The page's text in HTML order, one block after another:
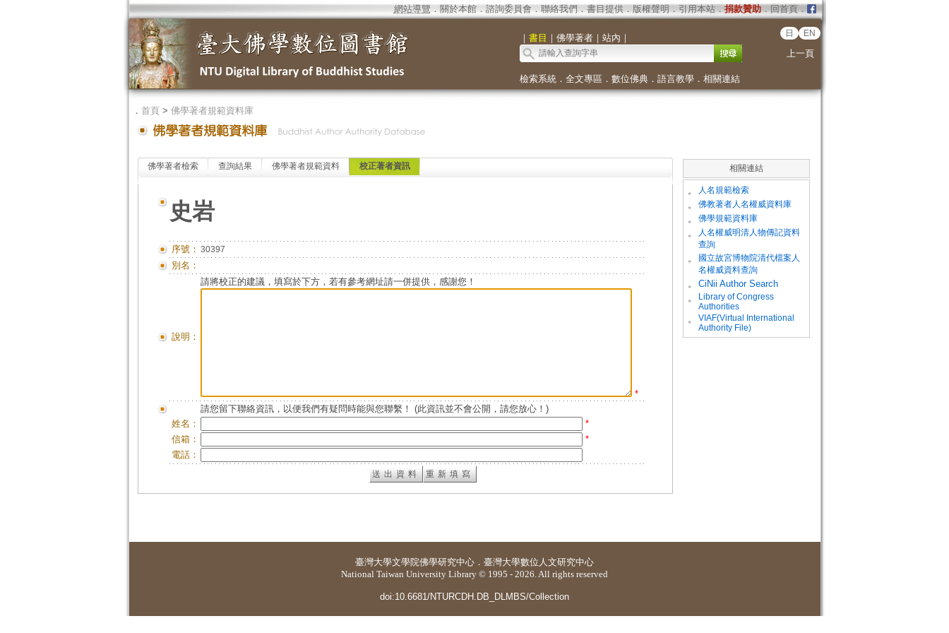
網站導覽 ． 關於本館． 諮詢委員會． 聯絡我們 ． 書目提供． 版權聲明 ． 引用本站． 捐款贊助．回首頁．
｜ 書目 ｜ 佛學著者｜ 站內 ｜ 日 EN
上一頁
檢索系統． 全文專區 ． 數位佛典． 語言教學． 相關連結
． 首頁> 佛學著者規範資料庫
佛學著者檢索 查詢結果 佛學著者規範資料 校正著者資訊
史岩
序號： 30397
別名：
說明：
請將校正的建議，填寫於下方，若有參考網址請一併提供，感謝您！
*
請您留下聯絡資訊，以便我們有疑問時能與您聯繫！ (此資訊並不會公開，請您放心！)
姓名：
*
信箱：
*
電話：
相關連結
。 人名規範檢索
。 佛教著者人名權威資料庫
。 佛學規範資料庫
。
人名權威明清人物傳記資料
查詢
。
國立故宮博物院清代檔案人
名權威資料查詢
。
CiNii Author Search
。
Library of Congress
Authorities
。
VIAF(Virtual International
Authority File)
臺灣大學文學院佛學研究中心 ． 臺灣大學數位人文研究中心
National Taiwan University Library © 1995 - 2026. All rights reserved
doi:10.6681/NTURCDH.DB_DLMBS/Collection